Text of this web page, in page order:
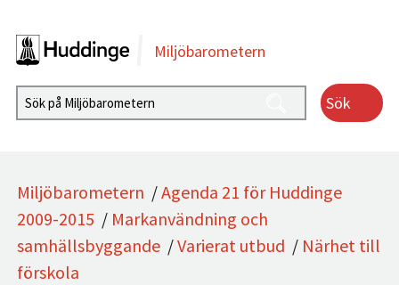
Miljöbarometern
Sök
Miljöbarometern /Agenda 21 för Huddinge
2009-2015 / Markanvändning och
samhällsbyggande /Varierat utbud / Närhet till
förskola